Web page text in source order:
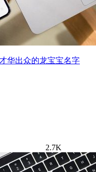
华出众的龙宝宝名字
2.7K